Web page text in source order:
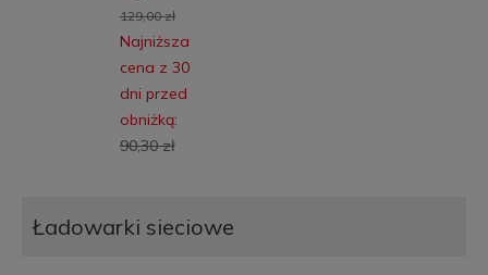
129,00 zł
Najniższa
cena z 30
dni przed
obniżką:
90,30 zł
Ładowarki sieciowe